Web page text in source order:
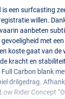
is een surfcasting
willen.
aanbeten
met
koste gaat van de
kracht en
Carbon blank
drilgedrag.
Rider Concept